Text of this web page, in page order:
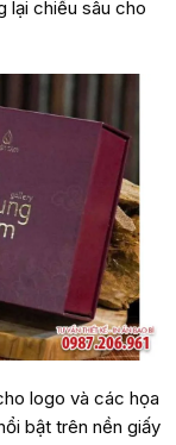
lại chiều sâu cho
logo và các họa
bật trên nền giấy